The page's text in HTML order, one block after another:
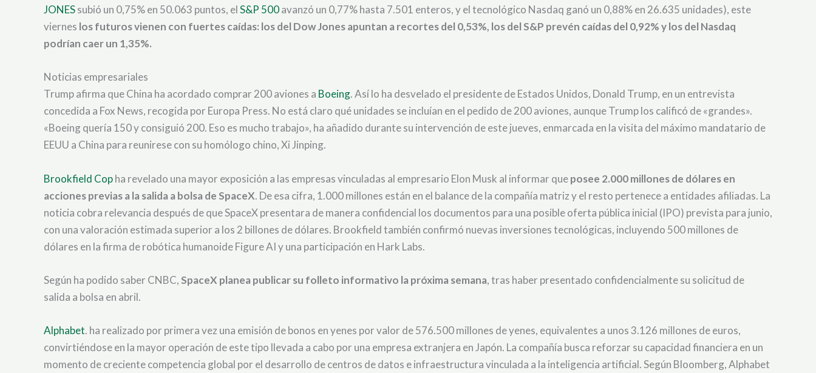
JONESsubió un 0,75% en 50.063 puntos, elS&P 500avanzó un 0,77% hasta 7.501 enteros, y el tecnológico Nasdaq ganó un 0,88% en 26.635 unidades), este
viernes los futuros vienen con fuertes caídas: los del Dow Jones apuntan a recortes del 0,53%, los del S&P prevén caídas del 0,92% y los del Nasdaq
podrían caer un 1,35%.
Noticias empresariales
Trump afirma que China ha acordado comprar 200 aviones a Boeing. Así lo ha desvelado el presidente de Estados Unidos, Donald Trump, en un entrevista
concedida a Fox News, recogida por Europa Press. No está claro qué unidades se incluían en el pedido de 200 aviones, aunque Trump los calificó de «grandes».
«Boeing quería 150 y consiguió 200. Eso es mucho trabajo», ha añadido durante su intervención de este jueves, enmarcada en la visita del máximo mandatario de
EEUU a China para reunirese con su homólogo chino, Xi Jinping.
Brookfield Copha revelado una mayor exposición a las empresas vinculadas al empresario Elon Musk al informar queposee 2.000 millones de dólares en
acciones previas a la salida a bolsa de SpaceX. De esa cifra, 1.000 millones están en el balance de la compañía matriz y el resto pertenece a entidades afiliadas. La
noticia cobra relevancia después de que SpaceX presentara de manera confidencial los documentos para una posible oferta pública inicial (IPO) prevista para junio,
con una valoración estimada superior a los 2 billones de dólares. Brookfield también confirmó nuevas inversiones tecnológicas, incluyendo 500 millones de
dólares en la firma de robótica humanoide Figure AI y una participación en Hark Labs.
Según ha podido saber CNBC,SpaceX planea publicar su folleto informativo la próxima semana, tras haber presentado confidencialmente su solicitud de
salida a bolsa en abril.
Alphabet. ha realizado por primera vez una emisión de bonos en yenes por valor de 576.500 millones de yenes, equivalentes a unos 3.126 millones de euros,
convirtiéndose en la mayor operación de este tipo llevada a cabo por una empresa extranjera en Japón. La compañía busca reforzar su capacidad financiera en un
momento de creciente competencia global por el desarrollo de centros de datos e infraestructura vinculada a la inteligencia artificial. Según Bloomberg, Alphabet